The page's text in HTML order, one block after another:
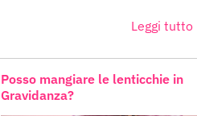
Leggi tutto
Posso mangiare le lenticchie in
Gravidanza?